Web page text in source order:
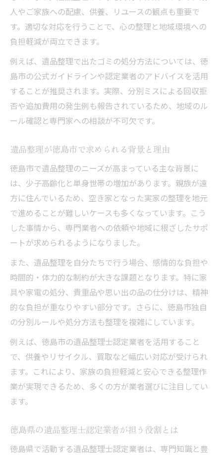
人やご家族への配慮、供養、リユースの観点も重要で
す。適切な対応を行うことで、心の整理と地域環境への
負担軽減が両立できます。
例えば、遺品整理で出たゴミの処分方法については、徳
島市の公式ガイドラインや認定業者のアドバイスを活用
することが推奨されます。実際、分別ミスによる回収拒
否や追加費用の発生例も報告されているため、地域のル
ール確認と専門家への相談が不可欠です。
遺品整理が徳島市で求められる背景と理由
徳島市で遺品整理のニーズが高まっている主な背景に
は、少子高齢化と単身世帯の増加があります。親族が遠
方に住んでいるため、空き家となった実家の整理を地元
で進めることが難しいケースも多くなっています。こう
した事情から、専門業者への依頼や地域に根ざしたサポ
ートが求められるようになりました。
また、遺品整理を自分たちで行う場合、感情的な負担や
時間的・体力的な制約が大きな課題となります。特に家
具や家電の処分、貴重品や思い出の品の仕分けは、精神
的な負担が重なりやすい部分です。さらに、徳島市独自
の分別ルールや処分方法も整理を複雑にしています。
例えば、徳島市の遺品整理士認定業者を活用すること
で、供養やリサイクル、買取など幅広い対応が受けられ
ます。これにより、家族の負担軽減と安心できる整理作
業が実現できるため、多くの方が業者選びに注目してい
ます。
徳島県の遺品整理士認定業者が担う役割とは
徳島県で活動する遺品整理士認定業者は、専門知識と豊